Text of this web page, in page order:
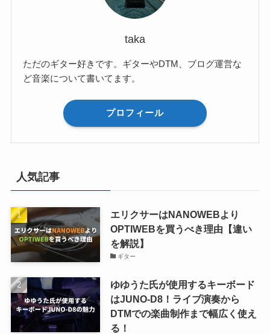
taka
ただのギター好きです。ギターやDTM、ブログ運営な
ど音楽について書いてます。
プロフィール
人気記事
エリクサーはNANOWEBより
OPTIWEBを買うべき理由【違い
を解説】
ギター
ゆゆうた氏が使用するキーボード
はJUNO-D8！ライブ演奏から
DTMでの楽曲制作まで幅広く使え
る！